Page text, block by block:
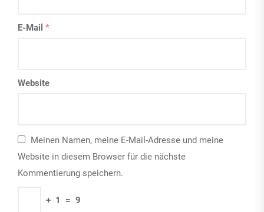
E-Mail *
Website
Meinen Namen, meine E-Mail-Adresse und meine
Website in diesem Browser für die nächste
Kommentierung speichern.
+ 1 = 9